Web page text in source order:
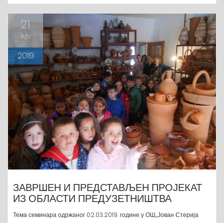
21
Apr
2019
ЗАВРШЕН И ПРЕДСТАВЉЕН ПРОЈЕКАТ
ИЗ ОБЛАСТИ ПРЕДУЗЕТНИШТВА
Тема семинара одржаног 02.03.2019. године у ОШ,,Јован Стерија